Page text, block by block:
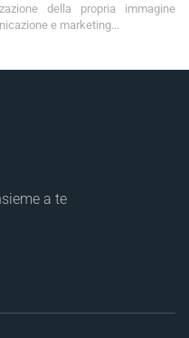
della propria immagine
e marketing…
a te